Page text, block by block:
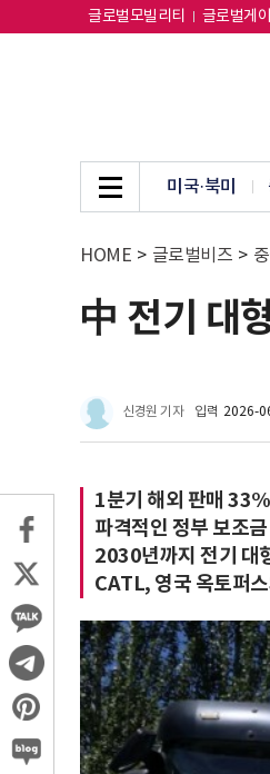
글로벌모빌리티 글로벌게
미국·북미
HOME > 글로벌비즈 >
中 전기 대
신경원 기자 입력 2026-
1분기 해외 판매
파격적인 정부 보조
2030년까지 전기 대
CATL, 영국 옥토퍼